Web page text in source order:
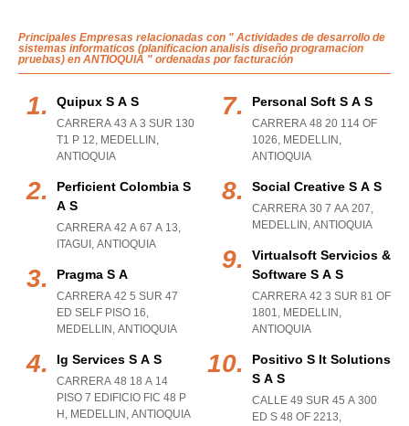
Principales Empresas relacionadas con " Actividades de desarrollo de
sistemas informaticos (planificacion analisis diseño programacion
pruebas) en ANTIOQUIA " ordenadas por facturación
Quipux S A S
CARRERA 43 A 3 SUR 130
T1 P 12, MEDELLIN ,
ANTIOQUIA
Perficient Colombia S
A S
CARRERA 42 A 67 A 13,
ITAGUI , ANTIOQUIA
Pragma S A
CARRERA 42 5 SUR 47
ED SELF PISO 16,
MEDELLIN , ANTIOQUIA
Ig Services S A S
CARRERA 48 18 A 14
PISO 7 EDIFICIO FIC 48 P
H , MEDELLIN , ANTIOQUIA
Personal Soft S A S
CARRERA 48 20 114 OF
1026, MEDELLIN ,
ANTIOQUIA
Social Creative S A S
CARRERA 30 7 AA 207,
MEDELLIN , ANTIOQUIA
Virtualsoft Servicios &
Software S A S
CARRERA 42 3 SUR 81 OF
1801, MEDELLIN ,
ANTIOQUIA
Positivo S It Solutions
S A S
CALLE 49 SUR 45 A 300
ED S 48 OF 2213,